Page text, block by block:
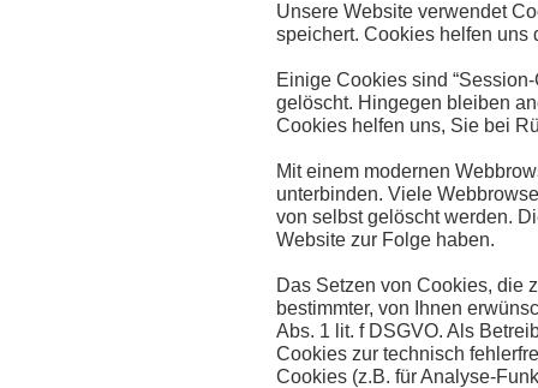
Unsere Website verwendet
speichert. Cookies helfen uns
Einige Cookies sind
gelöscht. Hingegen bleiben
Cookies helfen uns, Sie bei
Mit einem modernen
unterbinden. Viele
von selbst gelöscht werden.
Website zur Folge haben.
Das Setzen von Cookies, die
bestimmter, von Ihnen
Abs. 1 lit. f DSGVO. Als
Cookies zur technisch
Cookies (z.B. für Analyse-